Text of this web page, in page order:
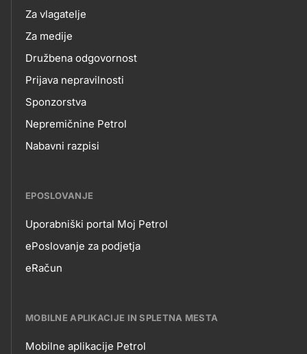
Za vlagatelje
Za medije
Družbena odgovornost
Prijava nepravilnosti
Sponzorstva
Nepremičnine Petrol
Nabavni razpisi
EPOSLOVANJE
EPOSLOVANJE
Uporabniški portal Moj Petrol
ePoslovanje za podjetja
eRačun
MOBILNE APLIKACIJE IN SPLETNA MESTA
Mobilne aplikacije Petrol